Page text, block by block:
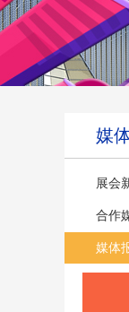
媒
展会
合作
媒体